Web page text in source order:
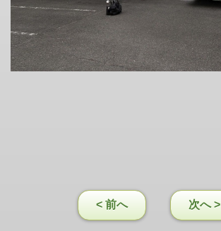
< 前へ 次へ >